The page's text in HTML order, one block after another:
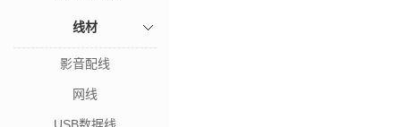
线材
影音配线
网线